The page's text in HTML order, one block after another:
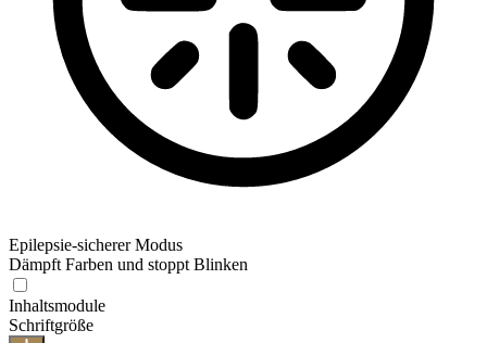
Epilepsie-sicherer Modus
Dämpft Farben und stoppt Blinken
Inhaltsmodule
Schriftgröße